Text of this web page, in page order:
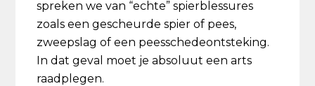
spreken we van “echte” spierblessures
zoals een gescheurde spier of pees,
zweepslag of een peesschedeontsteking.
In dat geval moet je absoluut een arts
raadplegen.